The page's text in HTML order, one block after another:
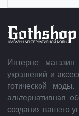
Интернет
украшений и
готической
альтернативная
создания вашего